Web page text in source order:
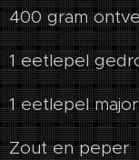
400 gram
1 eetlepel
1 eetlepel
Zout en peper